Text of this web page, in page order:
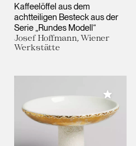
Kaffeelöffel aus dem
achtteiligen Besteck aus der
Serie „Rundes Modell“
Josef Hoffmann, Wiener
Werkstätte
Meiner